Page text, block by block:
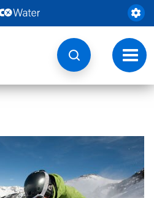
切
换
导
航